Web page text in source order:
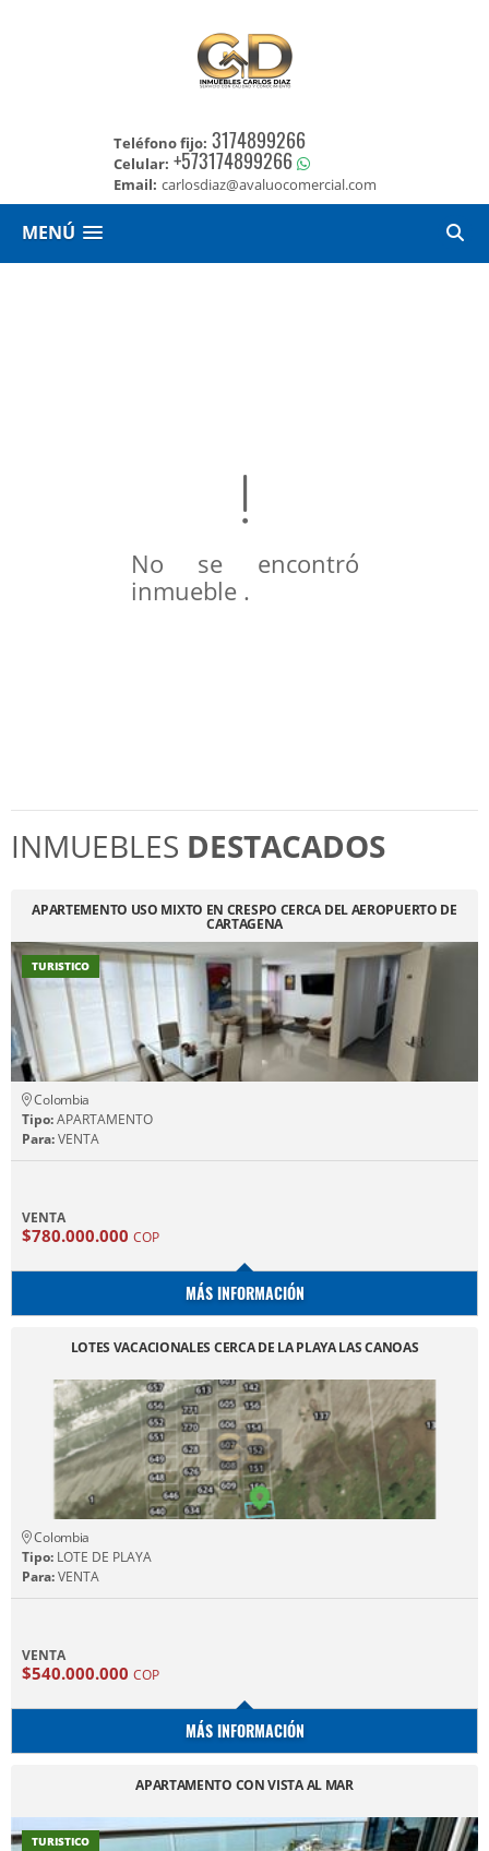
Teléfono fijo: 3174899266
Celular: +573174899266
Email: carlosdiaz@avaluocomercial.com
MENÚ
No se encontró
inmueble .
INMUEBLES DESTACADOS
APARTEMENTO USO MIXTO EN CRESPO CERCA DEL AEROPUERTO DE
CARTAGENA
TURISTICO
Colombia
Tipo:APARTAMENTO
Para:VENTA
VENTA
$780.000.000 COP
MÁS INFORMACIÓN
LOTES VACACIONALES CERCA DE LA PLAYA LAS CANOAS
Colombia
Tipo: LOTE DE PLAYA
Para:VENTA
VENTA
$540.000.000 COP
MÁS INFORMACIÓN
APARTAMENTO CON VISTA AL MAR
TURISTICO